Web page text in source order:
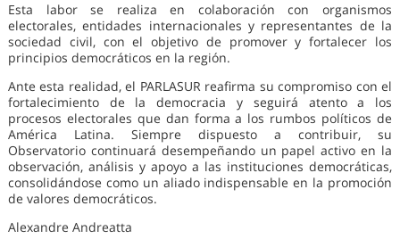
Esta labor se realiza en colaboración con organismos
electorales, entidades internacionales y representantes de la
sociedad civil, con el objetivo de promover y fortalecer los
principios democráticos en la región.
Ante esta realidad, el PARLASUR reafirma su compromiso con el
fortalecimiento de la democracia y seguirá atento a los
procesos electorales que dan forma a los rumbos políticos de
América Latina. Siempre dispuesto a contribuir, su
Observatorio continuará desempeñando un papel activo en la
observación, análisis y apoyo a las instituciones democráticas,
consolidándose como un aliado indispensable en la promoción
de valores democráticos.
Alexandre Andreatta